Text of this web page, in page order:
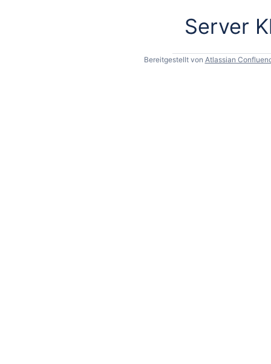
Server
Bereitgestellt von Atlassian